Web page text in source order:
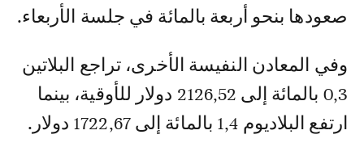
صعودها بنحو أربعة بالمائة في جلسة الأربعاء.
وفي المعادن النفيسة الأخرى، تراجع البلاتين
0,3 بالمائة إلى 2126,52 دولار للأوقية، بينما
ارتفع البلاديوم 1,4 بالمائة إلى 1722,67 دولار.